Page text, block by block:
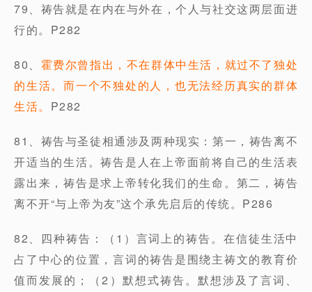
79、祷告就是在内在与外在，个人与社交这两层面进
行的。P282
80、 霍费尔曾指出，不在群体中生活，就过不了独处
的生活。而一个不独处的人，也无法经历真实的群体
生活。 P282
81、祷告与圣徒相通涉及两种现实：第一，祷告离不
开适当的生活。祷告是人在上帝面前将自己的生活表
露出来，祷告是求上帝转化我们的生命。第二，祷告
离不开“与上帝为友”这个承先启后的传统。P286
82、四种祷告：（1）言词上的祷告。在信徒生活中
占了中心的位置，言词的祷告是围绕主祷文的教育价
值而发展的；（2）默想式祷告。默想涉及了言词、